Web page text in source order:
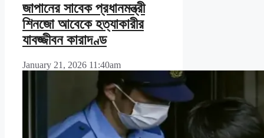
জাপানের সাবেক প্রধানমন্ত্রী
শিনজো আবেকে হত্যাকারীর
যাবজ্জীবন কারাদণ্ড
January 21, 2026 11:40am